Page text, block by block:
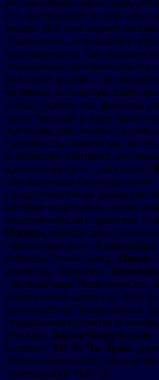
Но настоящий смысл
его, интегрирует в свой
людям. И в этот момент
технологию, а считывают
популяризация. Так рождается
технологии становятся
вот такой дизайн – он
человека, но и целую
новые, скажем так, форматы
единственный в мире такой
тысячами кристаллов
скромность, скажем так, но
и обществу: cмотрите, это
вдохновляюще», – рассказала
«Бесконечных Возможностей».
Среди участников дискуссии
которые поделились своим
технологических проектов.
Попова, первый заместитель
«Иннопрактика»,
Solstudio Textile Group, Ирина
директор, «Биотекс»,
«Бесконечные Возможности»,
генеральный директор
руководителя Департамента,
предпринимательства и
Москвы, Дарья Мациевская,
Сезоны», Нг То Чи Эрик,
International Limited.
телеведущий РБК ТВ.